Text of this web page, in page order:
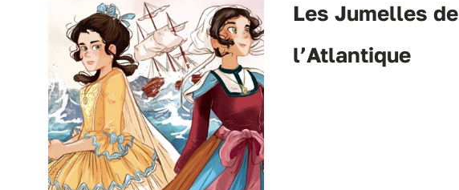
Les Jumelles de
l’Atlantique